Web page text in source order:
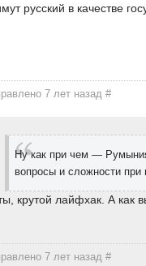
русский в качестве
7 лет назад#
Ну как при чем —
вопросы и сложности
крутой лайфхак. А как
7 лет назад#